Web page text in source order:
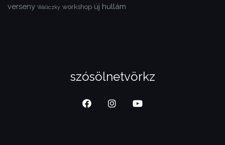
verseny Waliczky workshop új hullám
szósölnetvörkz